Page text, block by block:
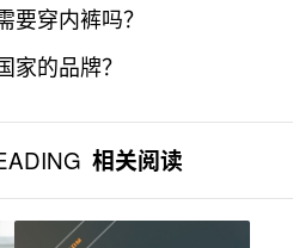
要穿内裤吗？
家的品牌？
相关阅读